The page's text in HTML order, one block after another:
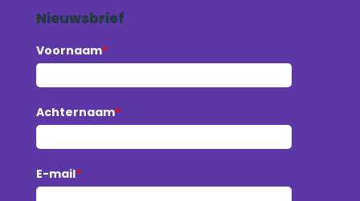
Nieuwsbrief
Voornaam*
Achternaam*
E-mail*